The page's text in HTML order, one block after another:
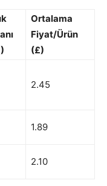
Ortalama
Fiyat/Ürün
(£)
2.45
1.89
2.10